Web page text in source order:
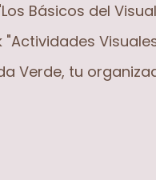
Básicos del
"Actividades
Verde, tu